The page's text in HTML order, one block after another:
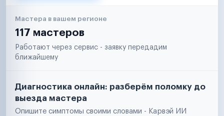
Мастера в вашем регионе
117 мастеров
Работают через сервис - заявку передадим
ближайшему
Диагностика онлайн: разберём поломку до
выезда мастера
Опишите симптомы своими словами - Карвэй ИИ